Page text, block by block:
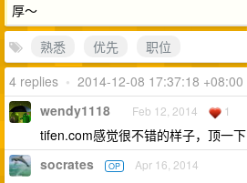
厚～
熟悉
优先
职位
4 replies • 2014-12-08 17:37:18 +08:00
wendy1118 Feb 12, 2014 1
tifen.com感觉很不错的样子，顶一下
socrates OP Apr 16, 2014